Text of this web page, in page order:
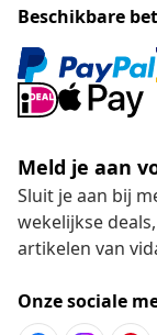
Beschikbare
Meld je aan
Sluit je aan bij
wekelijkse
artikelen van
Onze sociale